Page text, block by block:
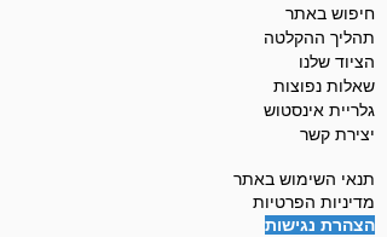
חיפוש באתר
תהליך ההקלטה
הציוד שלנו
שאלות נפוצות
גלריית אינסטוש
יצירת קשר
תנאי השימוש באתר
מדיניות הפרטיות
הצהרת נגישות